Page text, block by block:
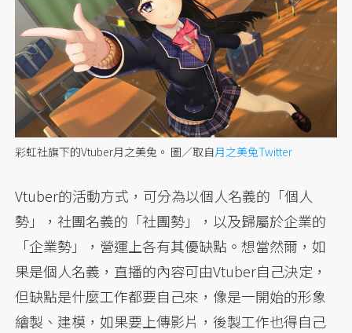
彩虹社旗下的Vtuber月之美兔。 圖／取自月之美兔Twitter
Vtuber的活動方式，可分為以個人名義的「個人
勢」，社團名義的「社團勢」，以及歸屬於企業的
「企業勢」，營運上各有其優缺點。想當然爾，如
果是個人名義，直播的內容可由Vtuber自己決定，
但缺點是什麼工作都要自己來，像是一開始的形象
繪製、建模，如果要上傳影片，後製工作也得自己